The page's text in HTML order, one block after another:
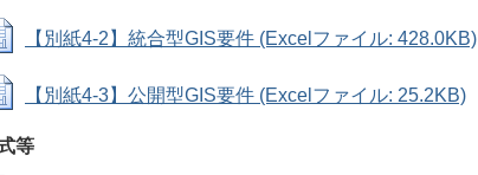
【別紙4-2】統合型GIS要件 (Excelファイル: 428.0KB)
【別紙4-3】公開型GIS要件 (Excelファイル: 25.2KB)
等